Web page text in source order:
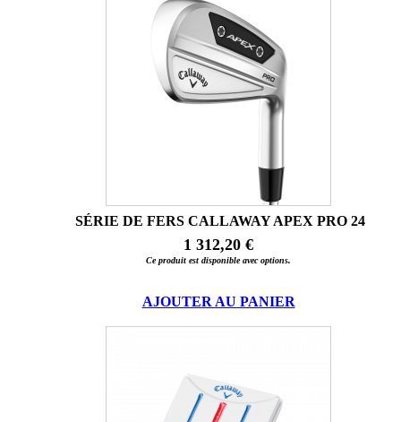
SÉRIE DE FERS CALLAWAY APEX PRO 24
1 312,20 €
Ce produit est disponible avec options.
AJOUTER AU PANIER